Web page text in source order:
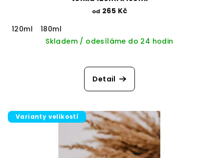
od 265 Kč
120ml
180ml
Skladem / odesíláme do 24 hodin
Detail
Varianty velikostí